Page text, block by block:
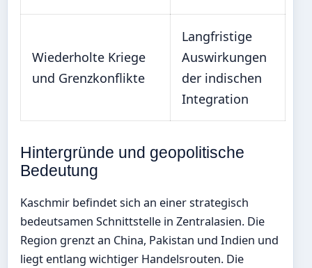
Wiederholte Kriege
und Grenzkonflikte
Langfristige
Auswirkungen
der indischen
Integration
Hintergründe und geopolitische
Bedeutung
Kaschmir befindet sich an einer strategisch
bedeutsamen Schnittstelle in Zentralasien. Die
Region grenzt an China, Pakistan und Indien und
liegt entlang wichtiger Handelsrouten. Die